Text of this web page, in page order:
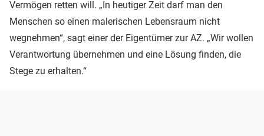
Vermögen retten will. „In heutiger Zeit darf man den
Menschen so einen malerischen Lebensraum nicht
wegnehmen“, sagt einer der Eigentümer zur AZ. „Wir wollen
Verantwortung übernehmen und eine Lösung finden, die
Stege zu erhalten.“